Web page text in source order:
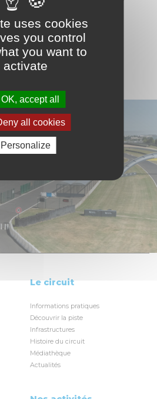
Le circuit
Informations pratiques
Découvrir la piste
Infrastructures
Histoire du circuit
Médiathèque
Actualités
uses cookies
you control
you want to
activate
OK, accept all
all cookies
Personalize